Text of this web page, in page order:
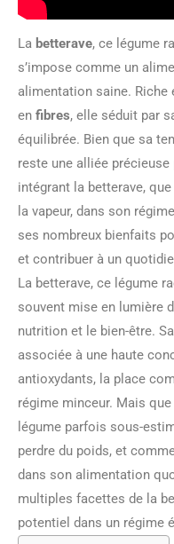
La betterave, ce légume
s’impose comme un
alimentation saine. Riche
en fibres, elle séduit par
équilibrée. Bien que sa
reste une alliée précieuse
intégrant la betterave,
la vapeur, dans son
ses nombreux bienfaits
et contribuer à un
La betterave, ce légume
souvent mise en lumière
nutrition et le bien-être.
associée à une haute
antioxydants, la place
régime minceur. Mais
légume parfois sous-
perdre du poids, et
dans son alimentation
multiples facettes de la
potentiel dans un régime